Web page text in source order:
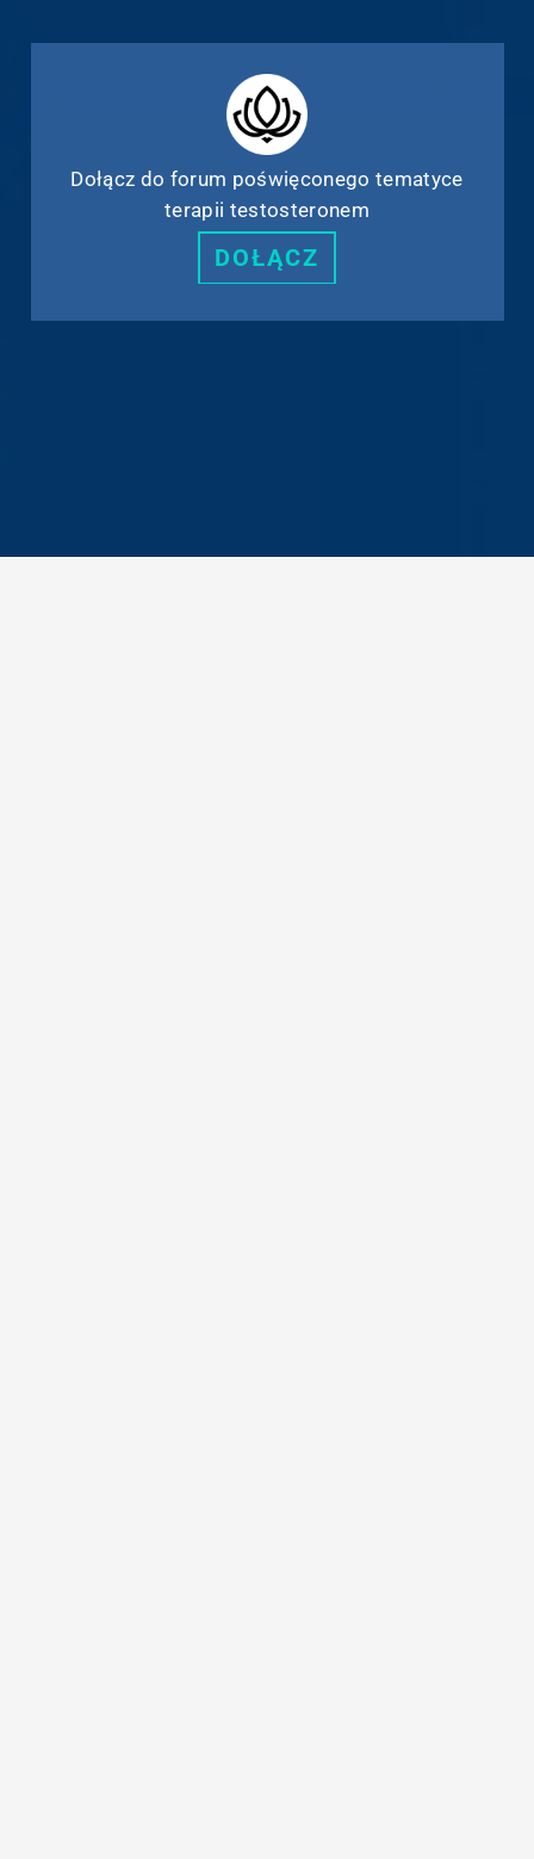
Dołącz do forum poświęconego tematyce
terapii testosteronem
DOŁĄCZ